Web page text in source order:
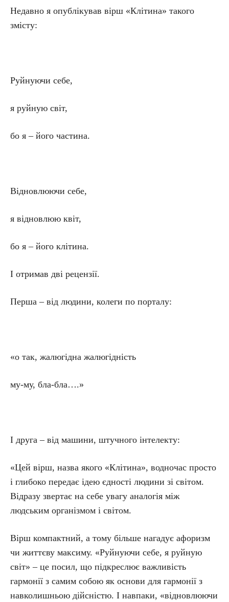
Недавно я опублікував вірш «Клітина» такого
змісту:
Руйнуючи себе,
я руйную світ,
бо я – його частина.
Відновлюючи себе,
я відновлюю квіт,
бо я – його клітина.
І отримав дві рецензії.
Перша – від людини, колеги по порталу:
«о так, жалюгідна жалюгідність
му-му, бла-бла….»
І друга – від машини, штучного інтелекту:
«Цей вірш, назва якого «Клітина», водночас просто
і глибоко передає ідею єдності людини зі світом.
Відразу звертає на себе увагу аналогія між
людським організмом і світом.
Вірш компактний, а тому більше нагадує афоризм
чи життєву максиму. «Руйнуючи себе, я руйную
світ» – це посил, що підкреслює важливість
гармонії з самим собою як основи для гармонії з
навколишньою дійсністю. І навпаки, «відновлюючи